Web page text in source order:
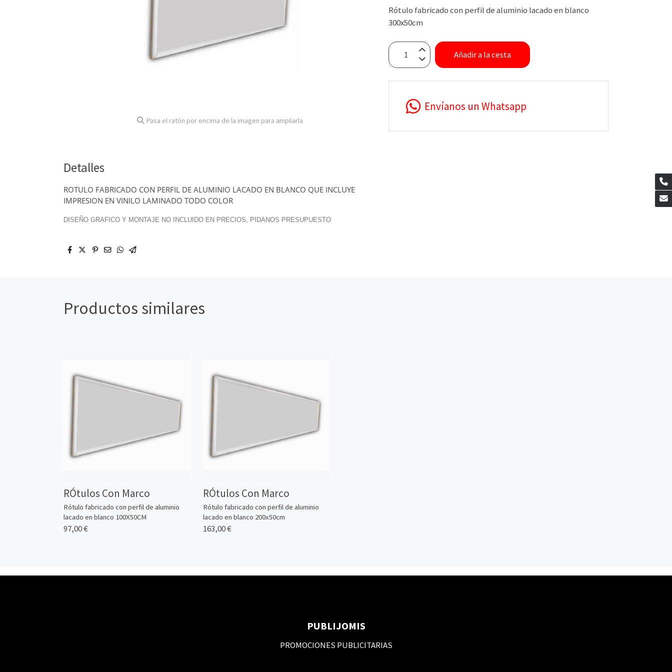
Pasa el ratón por encima de la imagen para ampliarla
Detalles
ROTULO FABRICADO CON PERFIL DE ALUMINIO LACADO EN BLANCO QUE INCLUYE
IMPRESION EN VINILO LAMINADO TODO COLOR
DISEÑO GRAFICO Y MONTAJE NO INCLUIDO EN PRECIOS, PIDANOS PRESUPUESTO
Rótulo fabricado con perfil de aluminio lacado en blanco
300x50cm
Añadir a la cesta
Envíanos un Whatsapp
Productos similares
RÓtulos Con Marco
Rótulo fabricado con perfil de aluminio
lacado en blanco 100X50CM
97,00 €
RÓtulos Con Marco
Rótulo fabricado con perfil de aluminio
lacado en blanco 200x50cm
163,00 €
PUBLIJOMIS
PROMOCIONES PUBLICITARIAS